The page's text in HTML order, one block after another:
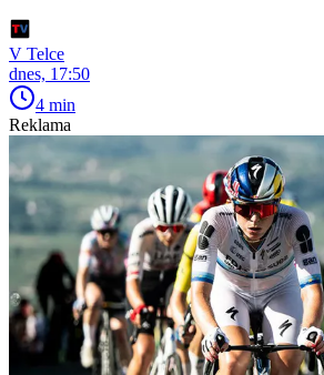
V Telce
dnes, 17:50
4 min
Reklama